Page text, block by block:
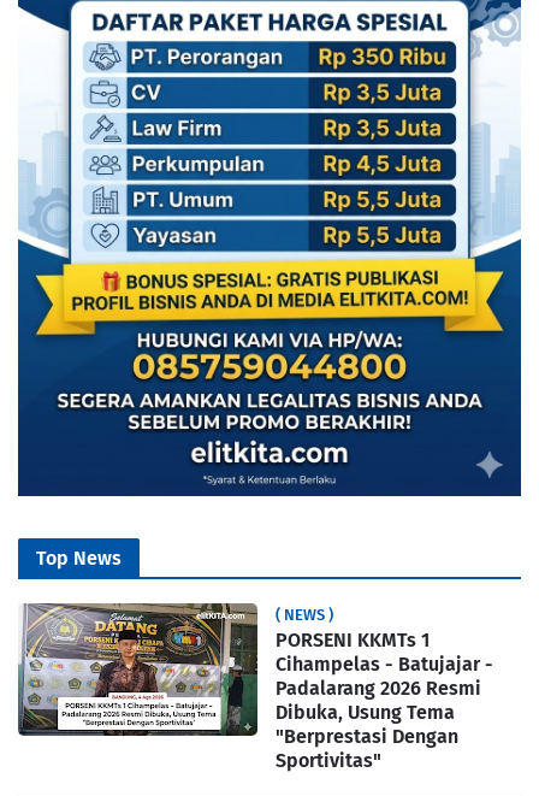
Top News
( NEWS )
PORSENI KKMTs 1
Cihampelas - Batujajar -
Padalarang 2026 Resmi
Dibuka, Usung Tema
"Berprestasi Dengan
Sportivitas"